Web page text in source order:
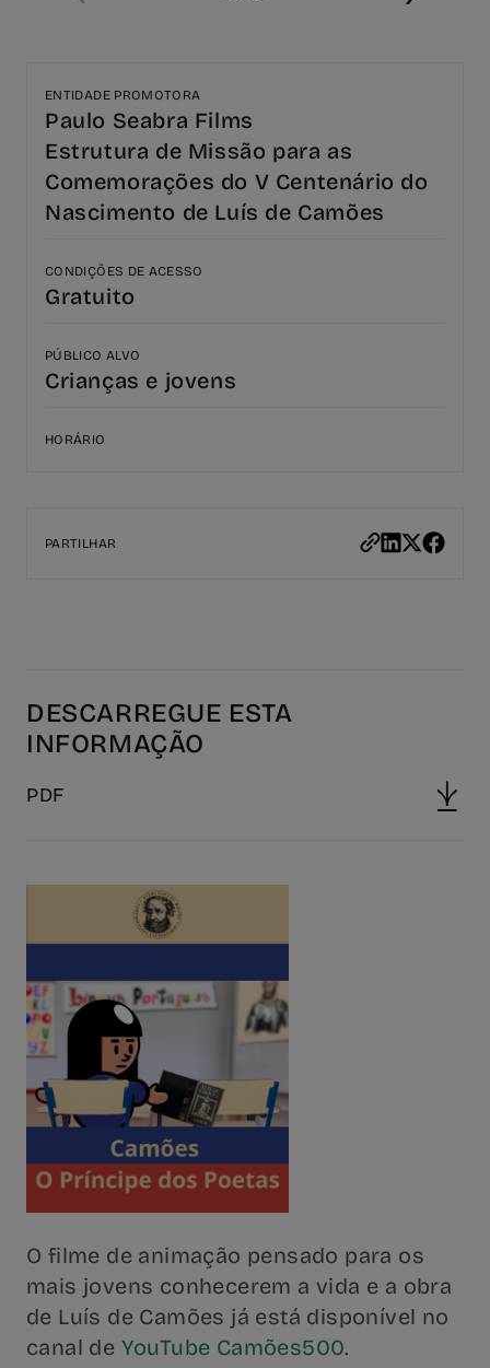
ENTIDADE PROMOTORA
Paulo Seabra Films
Estrutura de Missão para as
Comemorações do V Centenário do
Nascimento de Luís de Camões
CONDIÇÕES DE ACESSO
Gratuito
PÚBLICO ALVO
Crianças e jovens
HORÁRIO
PARTILHAR
DESCARREGUE ESTA
INFORMAÇÃO
PDF
O filme de animação pensado para os
mais jovens conhecerem a vida e a obra
de Luís de Camões já está disponível no
canal de YouTube Camões500.